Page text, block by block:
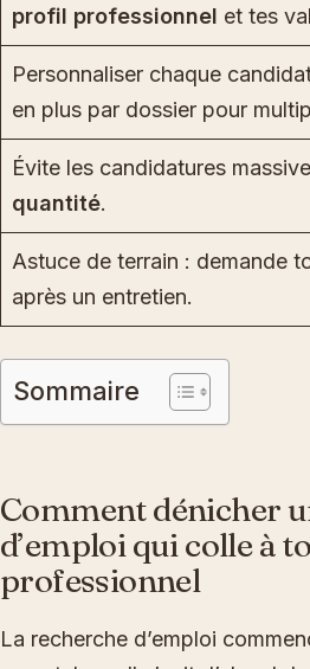
profil professionnel et tes
Personnaliser chaque
en plus par dossier pour
Évite les candidatures
quantité.
Astuce de terrain : demande
après un entretien.
Sommaire
Comment dénicher
d’emploi qui colle à
professionnel
La recherche d’emploi